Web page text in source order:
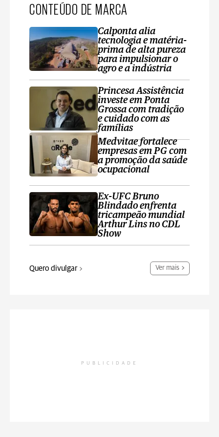
CONTEÚDO DE MARCA
Calponta alia
tecnologia e matéria-
prima de alta pureza
para impulsionar o
agro e a indústria
Princesa Assistência
investe em Ponta
Grossa com tradição
e cuidado com as
famílias
Medvitae fortalece
empresas em PG com
a promoção da saúde
ocupacional
Ex-UFC Bruno
Blindado enfrenta
tricampeão mundial
Arthur Lins no CDL
Show
Quero divulgar Ver mais
PUBLICIDADE